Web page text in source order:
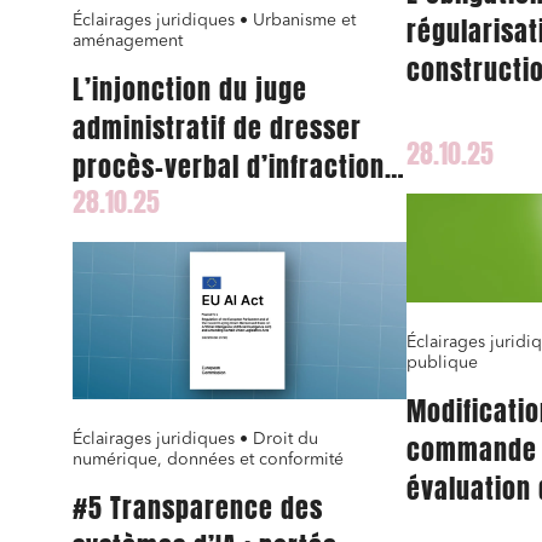
Éclairages juridiques • Urbanisme et
aménagement
L’injonction du juge
administratif de dresser
procès-verbal d’infraction
aux règles d’urbanisme
28.10.25
Éclairages juridiques • Droit du
numérique, données et conformité
#5 Transparence des
28.10.25
Éclairages
publique
évaluation
Media
Projets